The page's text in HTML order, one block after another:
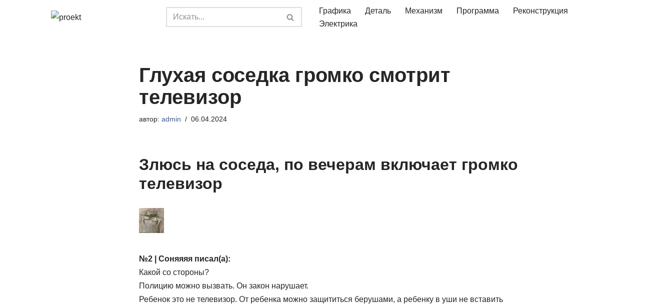
Графика Деталь Механизм Программа
Реконструкция
Электрика
Глухая соседка громко смотрит
телевизор
автор: admin 06.04.2024
Злюсь на соседа, по вечерам включает громко
телевизор
№2 | Соняяяя писал(а):
Какой со стороны?
Полицию можно вызвать. Он закон нарушает.
Ребенок это не телевизор. От ребенка можно защититься берушами, а ребенку в уши не вставить